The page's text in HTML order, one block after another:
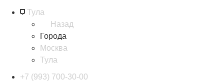
Тула
Назад
Города
Москва
Тула
+7 (993) 700-30-00